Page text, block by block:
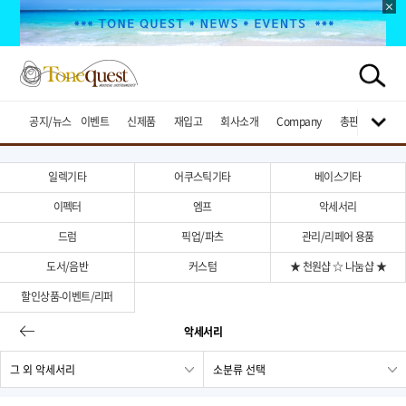
공지/뉴스 이벤트 신제품 재입고 회사소개 Company 총판브랜드
일렉기타 어쿠스틱기타
베이스기타
이펙터
엠프
악세서리
드럼
픽업/파츠
관리/리페어 용품
도서/음반
커스텀
★ 천원샵 ☆ 나눔샵 ★
할인상품-이벤트/리퍼
악세서리